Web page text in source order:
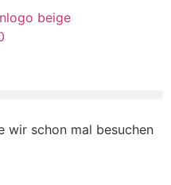
wir schon mal besuchen